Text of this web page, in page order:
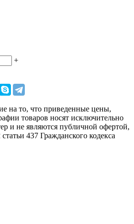
+
на то, что приведенные цены,
товаров носят исключительно
и не являются публичной офертой,
437 Гражданского кодекса